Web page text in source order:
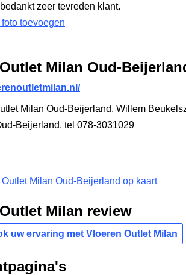
zeer tevreden klant.
toevoegen
Milan Oud-
Milan Oud-Beijerland, Willem
Beijerland, tel 078-3031029
Milan Oud-Beijerland op kaart
Milan review
uw ervaring met Vloeren Outlet Milan